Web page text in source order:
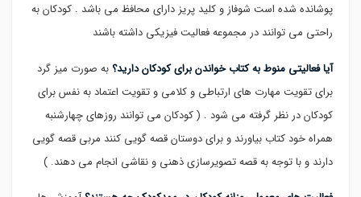
پوشانده شده است شوفاز و کلید پریز دارای محافظ می باشد . کودکان به
راحتی می توانند در مجموعه فعالیت فیزیکی داشته باشند
آیا فعالیتی منوط به کتاب خواندن برای کودکان دارید؟ به صورت میز گرد
برای تقویت مهارت های ارتباطی و کلامی و تقویت اعتماد به نفس برای
کودکان در نظر گرفته می شود . ( کودکان می توانند روزهای چهارشنبه
همراه خود کتاب بیاورند و برای دوستان قصه گویی کنند مربی قصه گویی
دارند و با توجه به قصه تصویرسازی ذهنی و نقاشی انجام می دهند. )